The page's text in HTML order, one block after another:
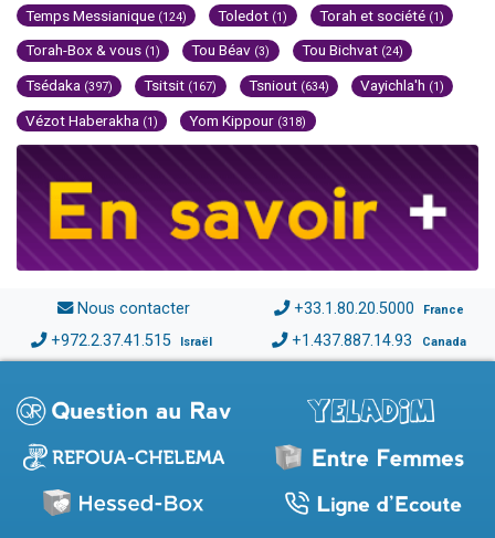
Temps Messianique (124) Toledot (1) Torah et société (1)
Torah-Box & vous (1) Tou Béav (3) Tou Bichvat (24)
Tsédaka (397) Tsitsit (167) Tsniout (634) Vayichla'h (1)
Vézot Haberakha (1) Yom Kippour (318)
Nous contacter +33.1.80.20.5000 France
+972.2.37.41.515 Israël +1.437.887.14.93 Canada